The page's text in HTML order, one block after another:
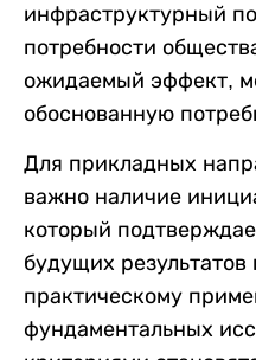
инфраструктурный
потребности
ожидаемый эффект,
обоснованную
Для прикладных
важно наличие
который
будущих результатов
практическому
фундаментальных